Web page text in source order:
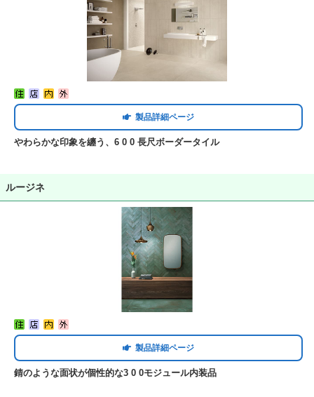
製品詳細ページ
やわらかな印象を纏う、6 0 0 長尺ボーダータイル
ルージネ
製品詳細ページ
錆のような面状が個性的な3 0 0モジュール内装品